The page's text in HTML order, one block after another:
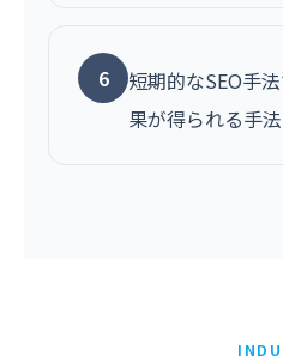
6
短期的なSEO手
果が得られる手